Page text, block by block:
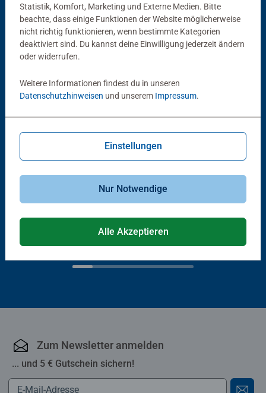
Beliebte Auswahl
Andere Kunden mögen auch
€ 20,60
Wir entdecken die Ritterburg
Wieso? Weshalb? Warum?
€ 15,50
Zum Newsletter anmelden
... und 5 € Gutschein sichern!
Statistik, Komfort, Marketing und Externe Medien. Bitte
beachte, dass einige Funktionen der Website möglicherweise
nicht richtig funktionieren, wenn bestimmte Kategorien
deaktiviert sind. Du kannst deine Einwilligung jederzeit ändern
oder widerrufen.
Weitere Informationen findest du in unseren
Datenschutzhinweisen und unserem Impressum.
Einstellungen
Nur Notwendige
Alle Akzeptieren